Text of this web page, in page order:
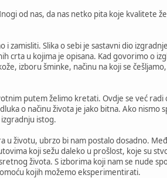
od nas, da nas netko pita koje kvalitete
zamisliti. Slika o sebi je sastavni dio
crta u kojima je opisana. Kad govorimo o
izboru šminke, načinu na koji se
putem želimo kretati. Ovdje se već radi
o načinu života je jako bitna. Ako nismo
istog.
u životu, ubrzo bi nam postalo dosadno.
koji sežu daleko u prošlost, koje su
života. S izborima koji nam se nude
kojih možemo eksperimentirati.